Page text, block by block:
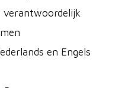
verantwoordelijk
en Engels